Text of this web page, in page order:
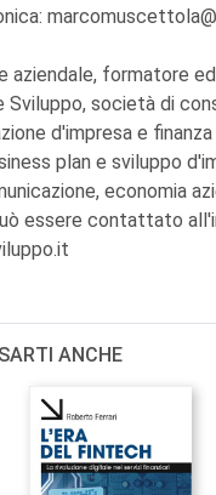
aziendale, formatore
società di
d'impresa e
plan e sviluppo
economia
essere contattato
ANCHE